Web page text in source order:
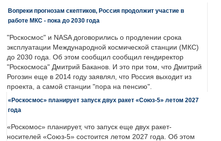
Вопреки прогнозам скептиков, Россия продолжит участие в
работе МКС - пока до 2030 года
"Роскосмос" и NASA договорились о продлении срока
эксплуатации Международной космической станции (МКС)
до 2030 года. Об этом сообщил сообщил гендиректор
"Роскосмоса" Дмитрий Баканов. И это при том, что Дмитрий
Рогозин еще в 2014 году заявлял, что Россия выходит из
проекта, а самой станции "пора на пенсию".
«Роскосмос» планирует запуск двух ракет «Союз-5» летом 2027
года
«Роскомос» планирует, что запуск еще двух ракет-
носителей «Союз-5» состоится летом 2027 года. Об этом